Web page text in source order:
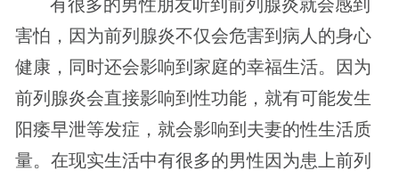
有很多的男性朋友听到前列腺炎就会感到
害怕，因为前列腺炎不仅会危害到病人的身心
健康，同时还会影响到家庭的幸福生活。因为
前列腺炎会直接影响到性功能，就有可能发生
阳痿早泄等发症，就会影响到夫妻的性生活质
量。在现实生活中有很多的男性因为患上前列